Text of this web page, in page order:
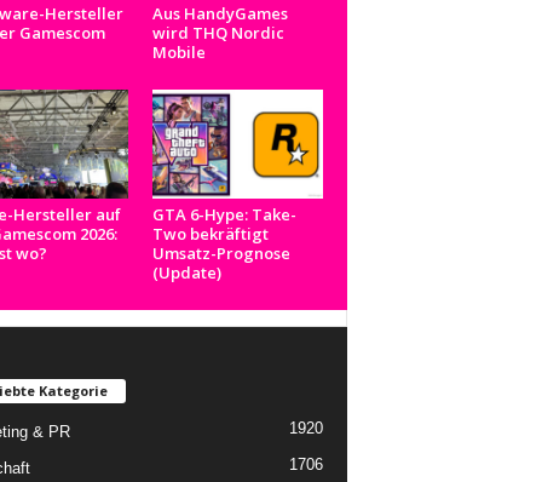
Hersteller
Gamescom
Aus HandyGames
wird THQ Nordic
Mobile
Hersteller auf
2026:
wo?
GTA 6-Hype: Take-
Two bekräftigt
Umsatz-Prognose
(Update)
Kategorie
& PR 1920
1706